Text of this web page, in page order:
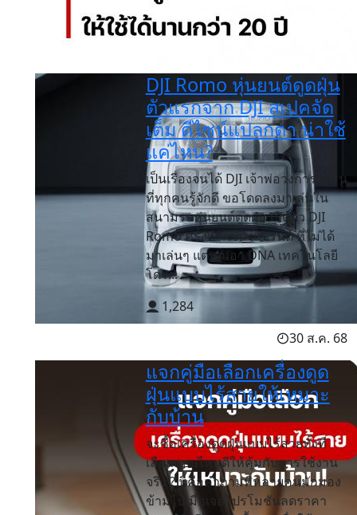
DJI Romo หุ่นยนต์ดูดฝุ่น
ตัวแรกจาก DJI สเปคจัด
เต็ม ดีไซน์แปลกตา น่าใช้
แค่ไหน?
เป็นเรื่องจนได้ DJI เจ้าพ่อวงการโดรน
ที่ทุกคนรู้จักดี ขอโดดลงมาเล่นใน
สนามรบหุ่นยนต์ดูดฝุ่น เปิดตัว DJI
Romo ครั้งแรกของแบรนด์ ที่ไม่ได้
มาเล่นๆ แต่พกเอา DNA เทคโนโลยี
โดร...
1,284
30 ส.ค. 68
แจกคู่มือเลือกเครื่องดูด
ฝุ่นแบบไร้สายให้เหมาะ
กับบ้าน
จะซื้อเครื่องดูดฝุ่นแบบไร้สายทั้งที
เลือกแบบไหนดีให้คุ้มกับการใช้งาน
จริง ? นี่คือคำถามที่หลายคนมักมอง
ข้ามไปเมื่อเจอโปรโมชันลดราคา